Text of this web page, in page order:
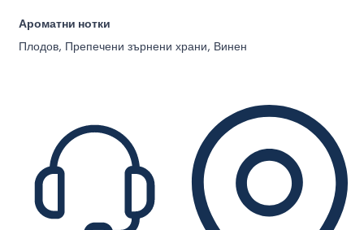
Ароматни нотки
Плодов, Препечени зърнени храни, Винен